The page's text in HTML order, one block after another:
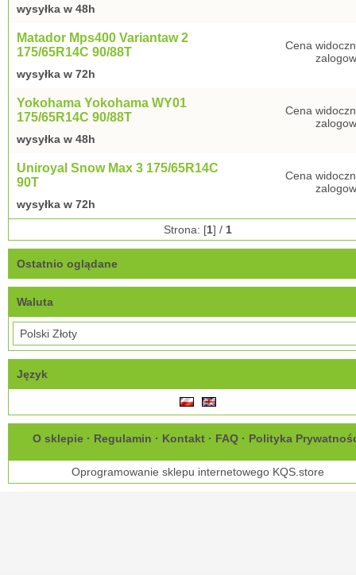
wysyłka w 48h
Matador Mps400 Variantaw 2
175/65R14C 90/88T
wysyłka w 72h
Cena
Yokohama Yokohama WY01
175/65R14C 90/88T
wysyłka w 48h
Cena
Uniroyal Snow Max 3 175/65R14C
90T
wysyłka w 72h
Cena
Strona: [1] / 1
Ostatnio oglądane
Waluta
Język
O sklepie · Regulamin · Kontakt · FAQ · Polityka
Oprogramowanie sklepu internetowegoKQS.store